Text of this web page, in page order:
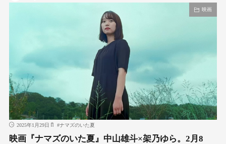
映画
2025年1月29日 #ナマズのいた夏
映画『ナマズのいた夏』中山雄斗×架乃ゆら。2月8